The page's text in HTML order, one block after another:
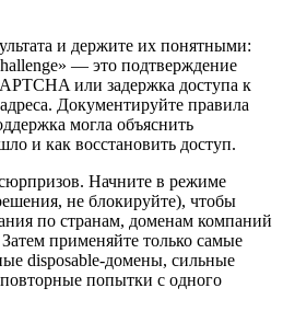
и держите их понятными:
— это подтверждение
или задержка доступа к
Документируйте правила
могла объяснить
и как восстановить доступ.
Начните в режиме
не блокируйте), чтобы
по странам, доменам компаний
применяйте только самые
disposable-домены, сильные
попытки с одного